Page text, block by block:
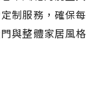
制服務，確保每
與整體家居風格